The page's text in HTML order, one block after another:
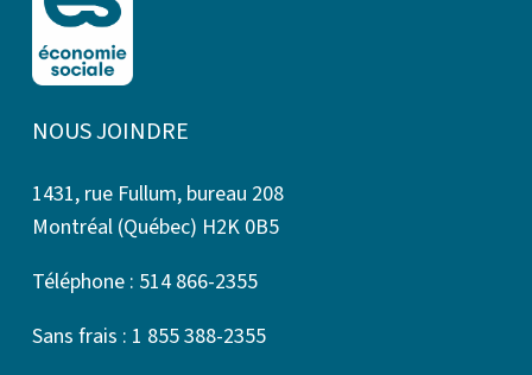
NOUS JOINDRE
1431, rue Fullum, bureau 208
Montréal (Québec) H2K 0B5
Téléphone : 514 866-2355
Sans frais : 1 855 388-2355